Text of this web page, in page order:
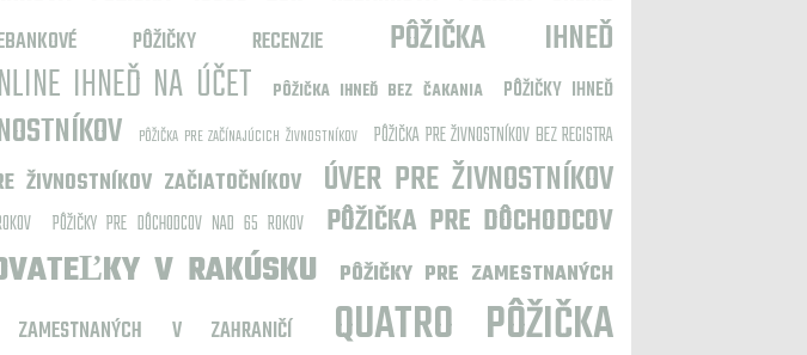
PÔŽIČKY RECENZIE PÔŽIČKA IHNEĎ
IHNEĎ NA ÚČET PÔŽIČKA IHNEĎ BEZ ČAKANIA PÔŽIČKY IHNEĎ
PÔŽIČKA PRE ZAČÍNAJÚCICH ŽIVNOSTNÍKOV PÔŽIČKA PRE ŽIVNOSTNÍKOV BEZ REGISTRA
ŽIVNOSTNÍKOV ZAČIATOČNÍKOV ÚVER PRE ŽIVNOSTNÍKOV
PÔŽIČKY PRE DÔCHODCOV NAD 65 ROKOV PÔŽIČKA PRE DÔCHODCOV
V RAKÚSKU PÔŽIČKY PRE ZAMESTNANÝCH
V ZAHRANIČÍ QUATRO PÔŽIČKA